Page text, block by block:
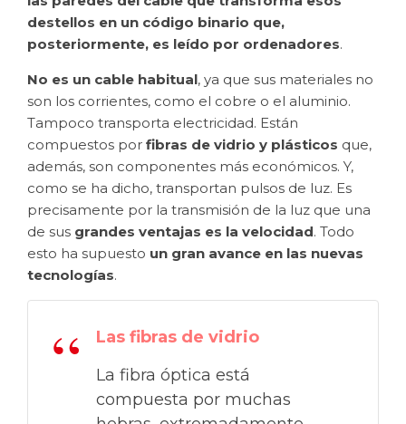
destellos en un código binario que,
posteriormente, es leído por ordenadores.
No es un cable habitual, ya que sus materiales no
son los corrientes, como el cobre o el aluminio.
Tampoco transporta electricidad. Están
compuestos por fibras de vidrio y plásticos que,
además, son componentes más económicos. Y,
como se ha dicho, transportan pulsos de luz. Es
precisamente por la transmisión de la luz que una
de sus grandes ventajas es la velocidad. Todo
esto ha supuesto un gran avance en las nuevas
tecnologías.
Las fibras de vidrio
La fibra óptica está
compuesta por muchas